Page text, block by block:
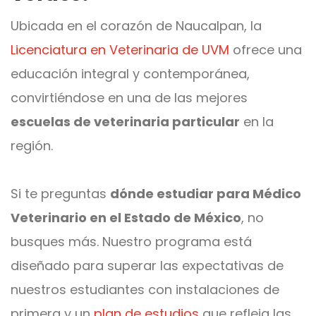
Ubicada en el corazón de Naucalpan, la
Licenciatura en Veterinaria de UVM ofrece una
educación integral y contemporánea,
convirtiéndose en una de las mejores
escuelas de veterinaria particular en la
región.
Si te preguntas dónde estudiar para Médico
Veterinario en el Estado de México, no
busques más. Nuestro programa está
diseñado para superar las expectativas de
nuestros estudiantes con instalaciones de